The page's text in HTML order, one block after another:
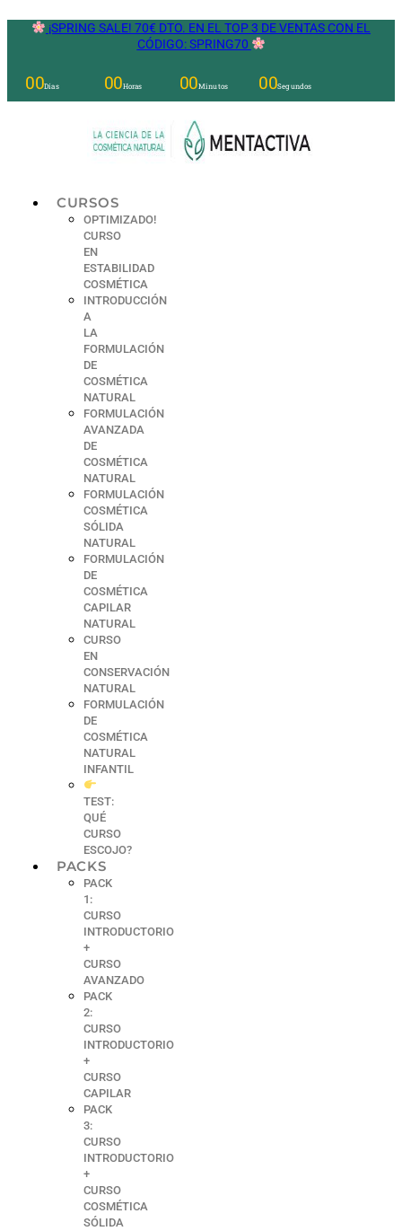
¡SPRING SALE! 70€ DTO. EN EL TOP 3 DE VENTAS CON EL
CÓDIGO: SPRING70
00Días 00Horas 00Minutos 00Segundos
CURSOS
OPTIMIZADO!
CURSO
EN
ESTABILIDAD
COSMÉTICA
INTRODUCCIÓN
A
LA
FORMULACIÓN
DE
COSMÉTICA
NATURAL
FORMULACIÓN
AVANZADA
DE
COSMÉTICA
NATURAL
FORMULACIÓN
COSMÉTICA
SÓLIDA
NATURAL
FORMULACIÓN
DE
COSMÉTICA
CAPILAR
NATURAL
CURSO
EN
CONSERVACIÓN
NATURAL
FORMULACIÓN
DE
COSMÉTICA
NATURAL
INFANTIL
TEST:
QUÉ
CURSO
ESCOJO?
PACKS
PACK
1:
CURSO
INTRODUCTORIO
+
CURSO
AVANZADO
PACK
2:
CURSO
INTRODUCTORIO
+
CURSO
CAPILAR
PACK
3:
CURSO
INTRODUCTORIO
+
CURSO
COSMÉTICA
SÓLIDA